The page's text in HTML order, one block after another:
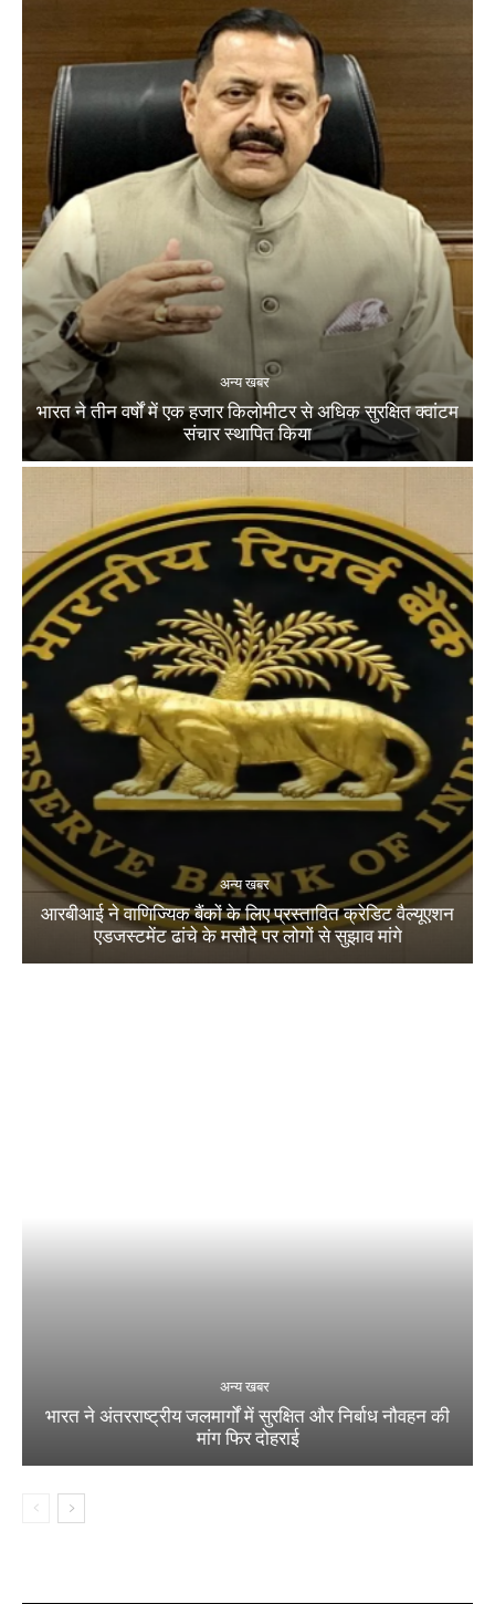
अन्य खबर
भारत ने तीन वर्षों में एक हजार किलोमीटर से अधिक सुरक्षित क्वांटम
संचार स्थापित किया
अन्य खबर
आरबीआई ने वाणिज्यिक बैंकों के लिए प्रस्तावित क्रेडिट वैल्यूएशन
एडजस्टमेंट ढांचे के मसौदे पर लोगों से सुझाव मांगे
अन्य खबर
भारत ने अंतरराष्ट्रीय जलमार्गों में सुरक्षित और निर्बाध नौवहन की
मांग फिर दोहराई